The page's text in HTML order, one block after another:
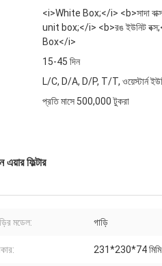
<i>White Box;</i> <b>সাদা
unit box;</i> <b>রঙ ইউনিট
Box</i>
15-45 দিন
L/C, D/A, D/P, T/T, ওয়েস্টার্ন
প্রতি মাসে 500,000 টুকরা
ফিল্টার
মডেল: গাড়ি
231*230*74 মিমি